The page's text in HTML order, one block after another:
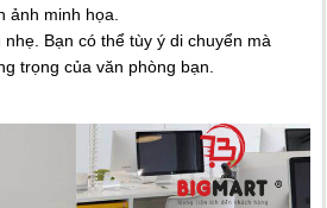
ảnh minh họa.
Bạn có thể tùy ý di chuyển mà
trọng của văn phòng bạn.